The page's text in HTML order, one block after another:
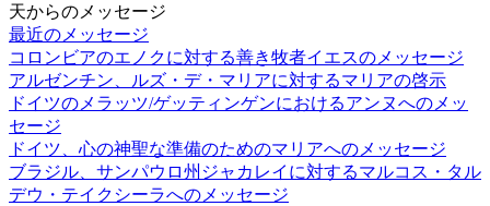
天からのメッセージ
最近のメッセージ
コロンビアのエノクに対する善き牧者イエスのメッセージ
アルゼンチン、ルズ・デ・マリアに対するマリアの啓示
ドイツのメラッツ/ゲッティンゲンにおけるアンヌへのメッ
セージ
ドイツ、心の神聖な準備のためのマリアへのメッセージ
ブラジル、サンパウロ州ジャカレイに対するマルコス・タル
デウ・テイクシーラへのメッセージ